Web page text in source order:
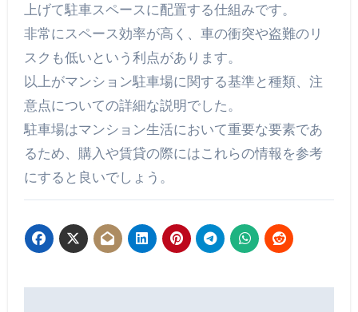
上げて駐車スペースに配置する仕組みです。
非常にスペース効率が高く、車の衝突や盗難のリ
スクも低いという利点があります。
以上がマンション駐車場に関する基準と種類、注
意点についての詳細な説明でした。
駐車場はマンション生活において重要な要素であ
るため、購入や賃貸の際にはこれらの情報を参考
にすると良いでしょう。